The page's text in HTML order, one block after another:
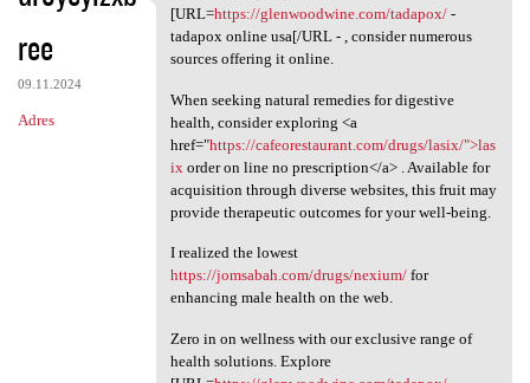
ree
09.11.2024
Adres
When looking to procure [URL
[URL=https://glenwoodwine.com/tadapox/-
tadapox online usa[/URL - , consider numerous
sources offering it online.
When seeking natural remedies for digestive
health, consider exploring <a
href="https://cafeorestaurant.com/drugs/lasix/">las
ix order on line no prescription</a> . Available for
acquisition through diverse websites, this fruit may
provide therapeutic outcomes for your well-being.
I realized the lowest
https://jomsabah.com/drugs/nexium/for
enhancing male health on the web.
Zero in on wellness with our exclusive range of
health solutions. Explore